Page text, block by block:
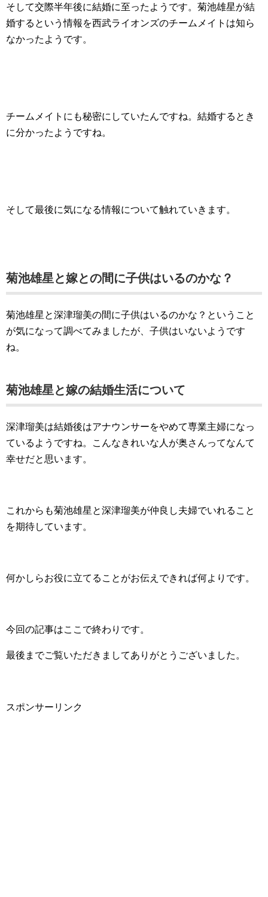
そして交際半年後に結婚に至ったようです。菊池雄星が結
婚するという情報を西武ライオンズのチームメイトは知ら
なかったようです。
チームメイトにも秘密にしていたんですね。結婚するとき
に分かったようですね。
そして最後に気になる情報について触れていきます。
菊池雄星と嫁との間に子供はいるのかな？
菊池雄星と深津瑠美の間に子供はいるのかな？ということ
が気になって調べてみましたが、子供はいないようです
ね。
菊池雄星と嫁の結婚生活について
深津瑠美は結婚後はアナウンサーをやめて専業主婦になっ
ているようですね。こんなきれいな人が奥さんってなんて
幸せだと思います。
これからも菊池雄星と深津瑠美が仲良し夫婦でいれること
を期待しています。
何かしらお役に立てることがお伝えできれば何よりです。
今回の記事はここで終わりです。
最後までご覧いただきましてありがとうございました。
スポンサーリンク